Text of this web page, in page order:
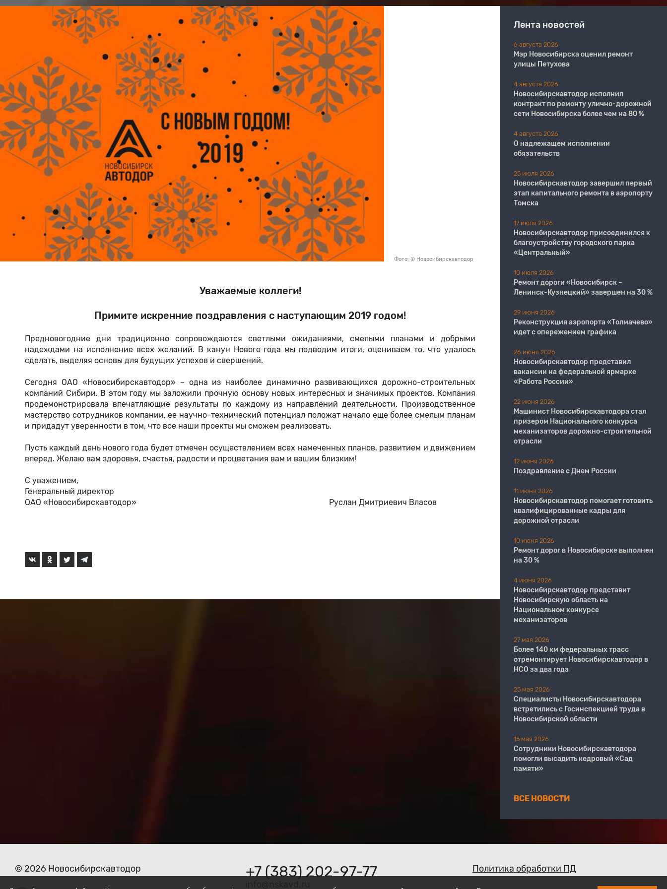
Фото: © Новосибирскавтодор
Уважаемые коллеги!
Примите искренние поздравления с наступающим 2019 годом!
Предновогодние дни традиционно сопровождаются светлыми ожиданиями, смелыми планами и добрыми
надеждами на исполнение всех желаний. В канун Нового года мы подводим итоги, оцениваем то, что удалось
сделать, выделяя основы для будущих успехов и свершений.
Сегодня ОАО «Новосибирскавтодор» – одна из наиболее динамично развивающихся дорожно-строительных
компаний Сибири. В этом году мы заложили прочную основу новых интересных и значимых проектов. Компания
продемонстрировала впечатляющие результаты по каждому из направлений деятельности. Производственное
мастерство сотрудников компании, ее научно-технический потенциал положат начало еще более смелым планам
и придадут уверенности в том, что все наши проекты мы сможем реализовать.
Пусть каждый день нового года будет отмечен осуществлением всех намеченных планов, развитием и движением
вперед. Желаю вам здоровья, счастья, радости и процветания вам и вашим близким!
С уважением,
Генеральный директор
ОАО «Новосибирскавтодор» Руслан Дмитриевич Власов
Лента новостей
6 августа 2026
Мэр Новосибирска оценил ремонт
улицы Петухова
4 августа 2026
Новосибирскавтодор исполнил
контракт по ремонту улично-дорожной
сети Новосибирска более чем на 80 %
4 августа 2026
О надлежащем исполнении
обязательств
25 июля 2026
Новосибирскавтодор завершил первый
этап капитального ремонта в аэропорту
Томска
17 июля 2026
Новосибирскавтодор присоединился к
благоустройству городского парка
«Центральный»
10 июля 2026
Ремонт дороги «Новосибирск –
Ленинск-Кузнецкий» завершен на 30 %
29 июня 2026
Реконструкция аэропорта «Толмачево»
идет с опережением графика
26 июня 2026
Новосибирскавтодор представил
вакансии на федеральной ярмарке
«Работа России»
22 июня 2026
Машинист Новосибирскавтодора стал
призером Национального конкурса
механизаторов дорожно-строительной
отрасли
12 июня 2026
Поздравление с Днем России
11 июня 2026
​​​​​​​Новосибирскавтодор помогает готовить
квалифицированные кадры для
дорожной отрасли
10 июня 2026
Ремонт дорог в Новосибирске выполнен
на 30 %
4 июня 2026
Новосибирскавтодор представит
Новосибирскую область на
Национальном конкурсе
механизаторов
27 мая 2026
Более 140 км федеральных трасс
отремонтирует Новосибирскавтодор в
НСО за два года
25 мая 2026
Специалисты Новосибирскавтодора
встретились с Госинспекцией труда в
Новосибирской области
15 мая 2026
Сотрудники Новосибирскавтодора
помогли высадить кедровый «Сад
памяти»
ВСЕ НОВОСТИ
© 2026 Новосибирскавтодор +7 (383) 202-97-77 Политика обработки ПД